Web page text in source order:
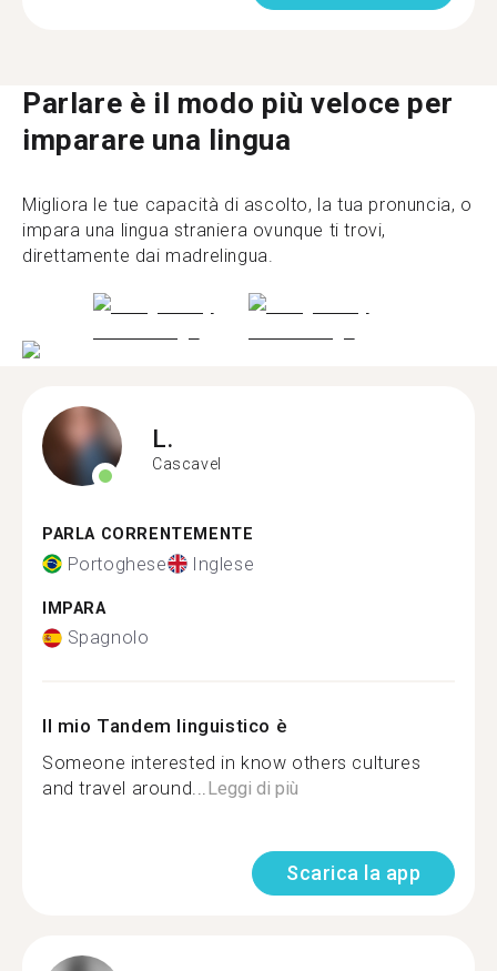
Parlare è il modo più veloce per
imparare una lingua
Migliora le tue capacità di ascolto, la tua pronuncia, o
impara una lingua straniera ovunque ti trovi,
direttamente dai madrelingua.
L.
Cascavel
PARLA CORRENTEMENTE
Portoghese Inglese
IMPARA
Spagnolo
Il mio Tandem linguistico è
Someone interested in know others cultures
and travel around...Leggi di più
Scarica la app